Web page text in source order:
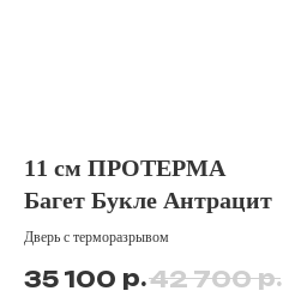
11 см ПРОТЕРМА
Багет Букле Антрацит
Дверь с терморазрывом
35 100 р.42 700 р.